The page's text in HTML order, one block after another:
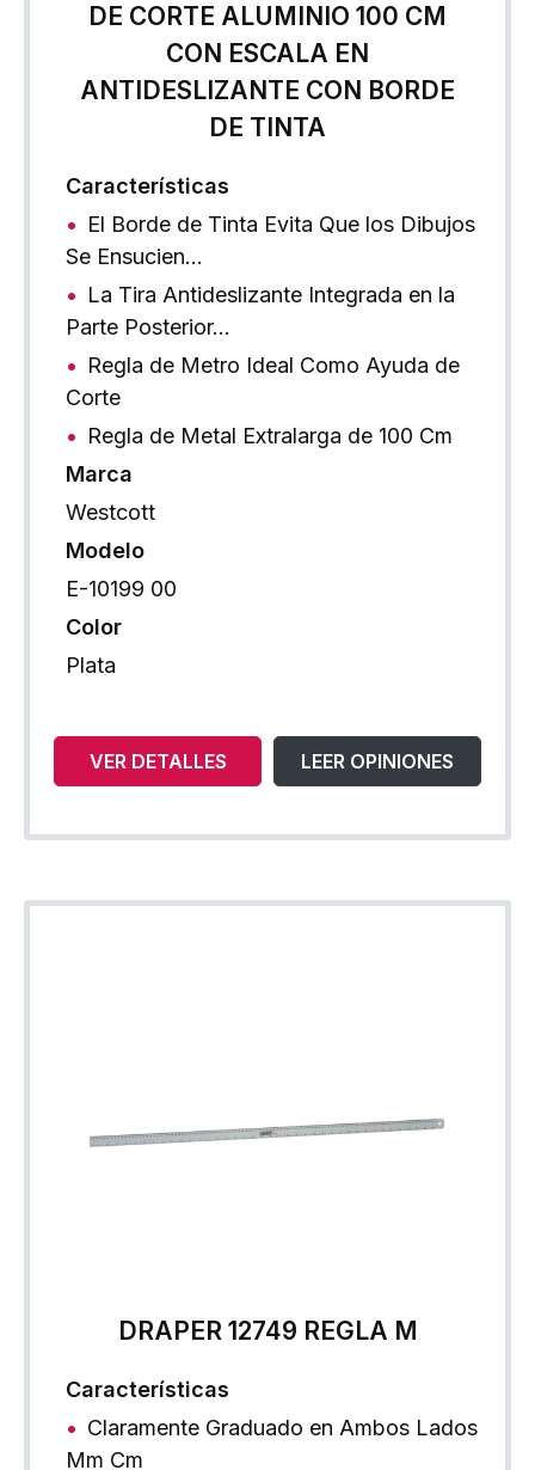
DE CORTE ALUMINIO 100 CM
CON ESCALA EN
ANTIDESLIZANTE CON BORDE
DE TINTA
Características
El Borde de Tinta Evita Que los Dibujos
Se Ensucien…
La Tira Antideslizante Integrada en la
Parte Posterior…
Regla de Metro Ideal Como Ayuda de
Corte
Regla de Metal Extralarga de 100 Cm
Marca
Westcott
Modelo
E-10199 00
Color
Plata
VER DETALLES LEER OPINIONES
DRAPER 12749 REGLA M
Características
Claramente Graduado en Ambos Lados
Mm Cm